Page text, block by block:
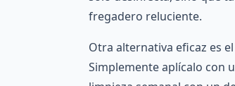
fregadero reluciente.
Otra alternativa eficaz es
Simplemente aplícalo con